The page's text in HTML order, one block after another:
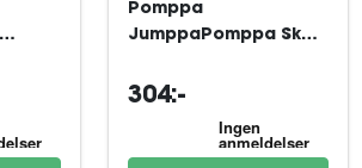
Pomppa
JumppaPomppa Skog
304:-